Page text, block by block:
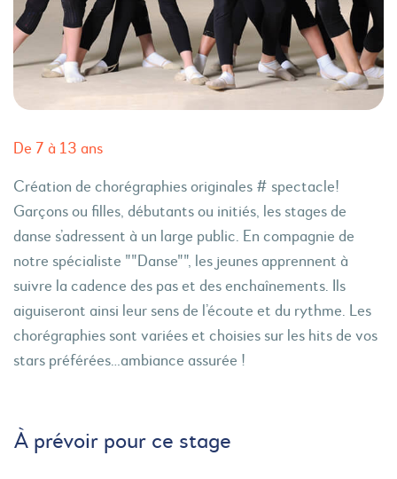
De 7 à 13 ans
Création de chorégraphies originales # spectacle!
Garçons ou filles, débutants ou initiés, les stages de
danse s’adressent à un large public. En compagnie de
notre spécialiste ""Danse"", les jeunes apprennent à
suivre la cadence des pas et des enchaînements. Ils
aiguiseront ainsi leur sens de l’écoute et du rythme. Les
chorégraphies sont variées et choisies sur les hits de vos
stars préférées…ambiance assurée !
À prévoir pour ce stage